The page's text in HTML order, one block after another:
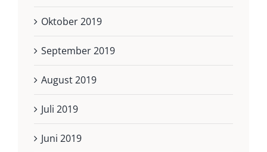
Oktober 2019
September 2019
August 2019
Juli 2019
Juni 2019